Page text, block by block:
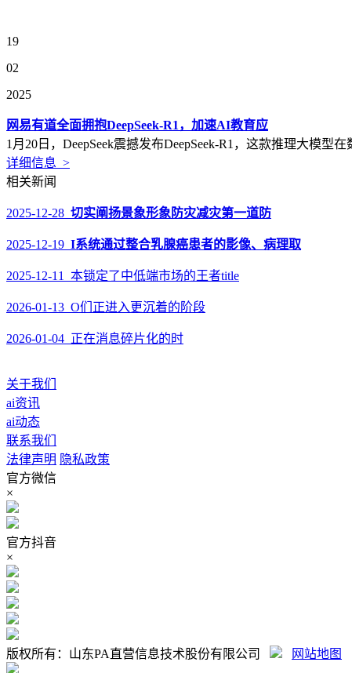
19
02
2025
网易有道全面拥抱DeepSeek-R1，加速AI教育应
1月20日，DeepSeek震撼发布DeepSeek-R1，这款推理大模
详细信息 >
相关新闻
2025-12-28 切实阐扬景象形象防灾减灾第一道防
2025-12-19 I系统通过整合乳腺癌患者的影像、病理取
2025-12-11 本锁定了中低端市场的王者title
2026-01-13 O们正进入更沉着的阶段
2026-01-04 正在消息碎片化的时
关于我们
ai资讯
ai动态
联系我们
法律声明 隐私政策
官方微信
×
官方抖音
×
版权所有：山东PA直营信息技术股份有限公司 网站地图